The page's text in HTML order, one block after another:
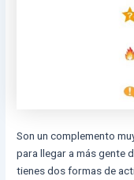
Son un complemento
para llegar a más gente
tienes dos formas de